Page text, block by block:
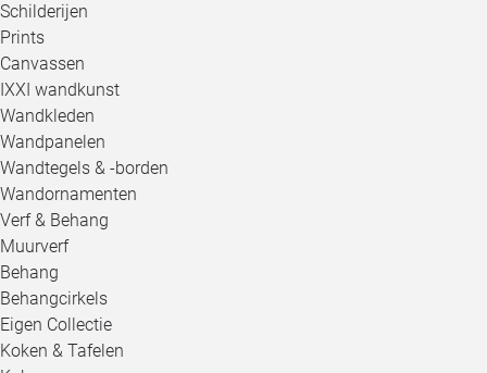
Schilderijen
Prints
Canvassen
IXXI wandkunst
Wandkleden
Wandpanelen
Wandtegels & -borden
Wandornamenten
Verf & Behang
Muurverf
Behang
Behangcirkels
Eigen Collectie
Koken & Tafelen